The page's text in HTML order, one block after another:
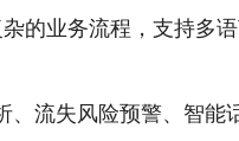
的业务流程，支持多
、流失风险预警、智